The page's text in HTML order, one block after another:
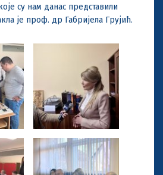
су нам данас представили
је проф. др Габријела Грујић.